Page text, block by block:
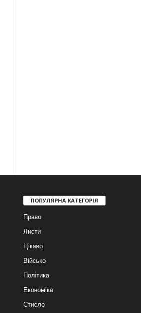
ПОПУЛЯРНА КАТЕГОРІЯ
Право
Листи
Цікаво
Військо
Політика
Економіка
Стисло